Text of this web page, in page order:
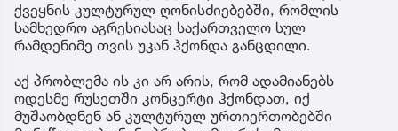
ქვეყნის კულტურულ ღონისძიებებში, რომლის
სამხედრო აგრესიასაც საქართველო სულ
რამდენიმე თვის უკან ჰქონდა განცდილი.
აქ პრობლემა ის კი არ არის, რომ ადამიანებს
ოდესმე რუსეთში კონცერტი ჰქონდათ, იქ
მუშაობდნენ ან კულტურულ ურთიერთობებში